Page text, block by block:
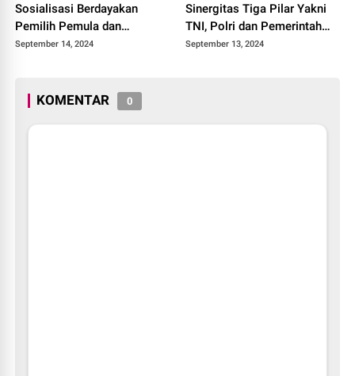
Sosialisasi Berdayakan
Pemilih Pemula dan
Pengawasan Partisipatif
September 14, 2024
Sinergitas Tiga Pilar Yakni
TNI, Polri dan Pemerintah
Daerah Terus Diperkuat di
September 13, 2024
KOMENTAR 0